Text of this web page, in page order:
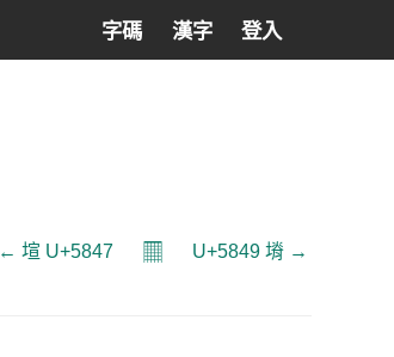
字碼 漢字 登入
← 塇 U+5847 𝄜 U+5849 塉 →